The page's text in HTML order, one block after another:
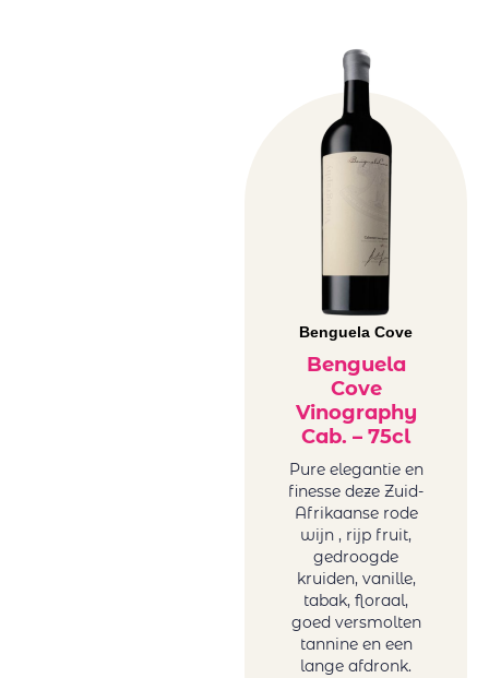
Benguela Cove
Benguela
Cove
Vinography
Cab. – 75cl
Pure elegantie en
finesse deze Zuid-
Afrikaanse rode
wijn , rijp fruit,
gedroogde
kruiden, vanille,
tabak, floraal,
goed versmolten
tannine en een
lange afdronk.